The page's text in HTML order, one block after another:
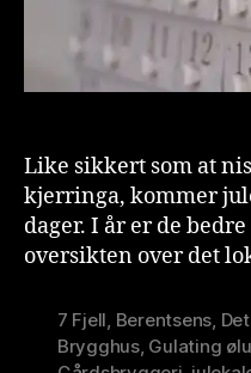
Like sikkert som at
kjerringa, kommer
dager. I år er de
oversikten over det
7 Fjell, Berentsens,
Brygghus, Gulating